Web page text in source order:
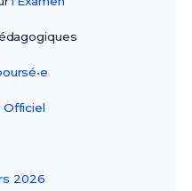
Officiel
2026